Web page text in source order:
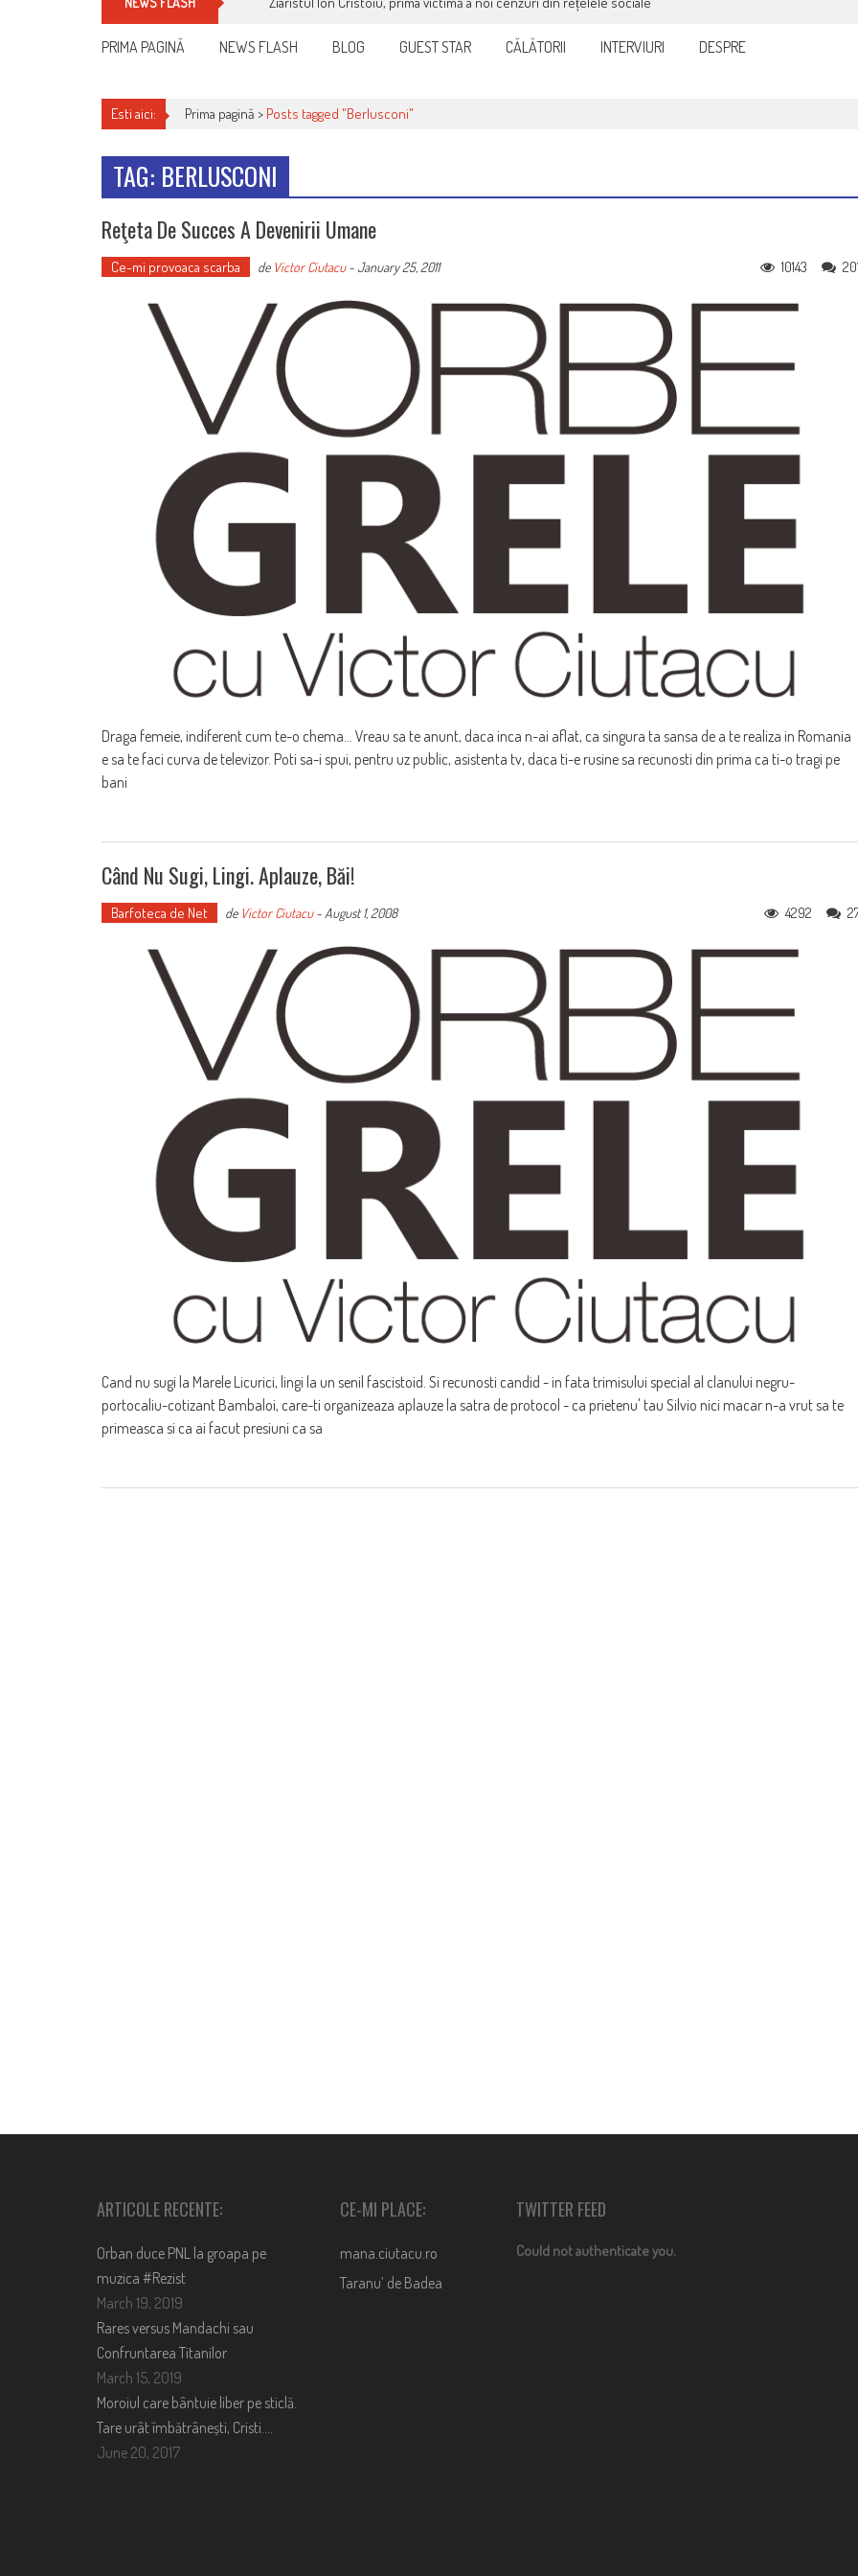
PRIMA PAGINĂ NEWS FLASH BLOG GUEST STAR CĂLĂTORII INTERVIURI DESPRE
Esti aici: Prima pagină > Posts tagged "Berlusconi"
TAG: BERLUSCONI
Reţeta De Succes A Devenirii Umane
Ce-mi provoaca scarba de Victor Ciutacu-January 25, 2011 10143
Draga femeie, indiferent cum te-o chema... Vreau sa te anunt, daca inca n-ai aflat, ca singura ta sansa de a te realiza in Romania
e sa te faci curva de televizor. Poti sa-i spui, pentru uz public, asistenta tv, daca ti-e rusine sa recunosti din prima ca ti-o tragi pe
bani
Când Nu Sugi, Lingi. Aplauze, Băi!
Barfoteca de Net de Victor Ciutacu- August 1, 2008 4292
Cand nu sugi la Marele Licurici, lingi la un senil fascistoid. Si recunosti candid - in fata trimisului special al clanului negru-
portocaliu-cotizant Bambaloi, care-ti organizeaza aplauze la satra de protocol - ca prietenu' tau Silvio nici macar n-a vrut sa te
primeasca si ca ai facut presiuni ca sa
ARTICOLE RECENTE:
Orban duce PNL la groapa pe
muzica #Rezist
March 19, 2019
Rares versus Mandachi sau
Confruntarea Titanilor
March 15, 2019
Moroiul care bântuie liber pe sticlă.
Tare urât îmbătrânești, Cristi….
June 20, 2017
CE-MI PLACE:
mana.ciutacu.ro
Taranu’ de Badea
TWITTER FEED
Could not authenticate you.